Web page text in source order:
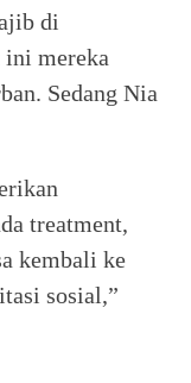
di
ini mereka
Sedang Nia
treatment,
kembali ke
sosial,”